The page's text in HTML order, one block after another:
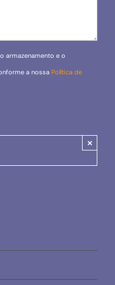
armazenamento e o
a nossa Política de
×